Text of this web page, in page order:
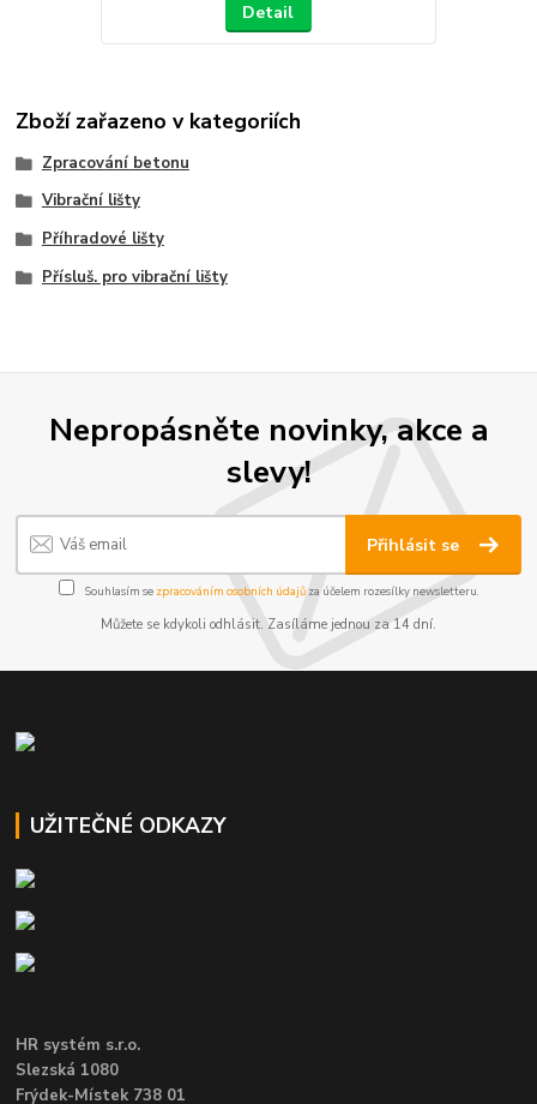
Detail
Zboží zařazeno v kategoriích
Zpracování betonu
Vibrační lišty
Příhradové lišty
Přísluš. pro vibrační lišty
Nepropásněte novinky, akce a
slevy!
Přihlásit se
Souhlasím se zpracováním osobních údajůza účelem rozesílky newsletteru.
Můžete se kdykoli odhlásit. Zasíláme jednou za 14 dní.
UŽITEČNÉ ODKAZY
HR systém s.r.o.
Slezská 1080
Frýdek-Místek 738 01